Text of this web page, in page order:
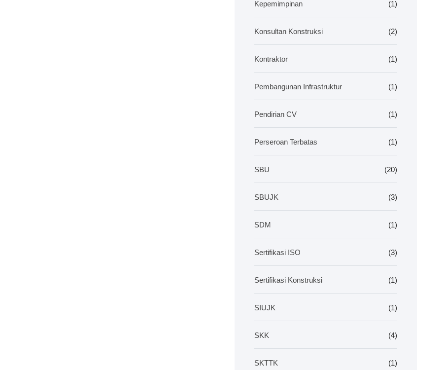
Kepemimpinan (1)
Konsultan Konstruksi (2)
Kontraktor (1)
Pembangunan Infrastruktur (1)
Pendirian CV (1)
Perseroan Terbatas (1)
SBU (20)
SBUJK (3)
SDM (1)
Sertifikasi ISO (3)
Sertifikasi Konstruksi (1)
SIUJK (1)
SKK (4)
SKTTK (1)